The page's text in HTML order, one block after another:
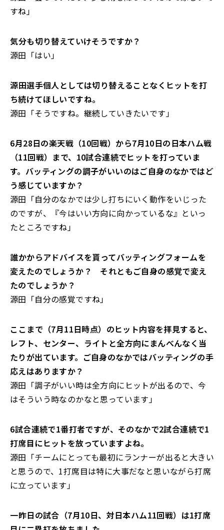
すね」
――気分も切り替えていけそうですか？
源田「はい」
――源田選手個人としては切り替えることなくヒットを打
ち続けてほしいですね。
源田「そうですね。継続していきたいです」
――6月28日の楽天戦（10回戦）から7月10日の日本ハム戦
（11回戦）まで、10試合連続でヒットを打っていま
す。バッティングの調子がいいのはご自身のなかではど
う感じていますか？
源田「自分のなかでは少し打ちにいく動作をいじった
のですが、『今はいい方向に向かっているな』といっ
たところですね」
――誰かからアドバイスを貰ってバッティングフォームを
変えたのでしょうか？ それともご自身の感覚で変え
たのでしょうか？
源田「自分の感覚ですね」
――ここまで（7月11日時点）のヒット内容を拝見すると、
レフト、センター、ライトと全方向にまんべんなく当
たりが出ています。ご自身のなかではバッティングの手
応えはありますか？
源田「調子がいい時は全方向にヒットが出るので、今
はそういう時なのかなと思っています」
――6試合連続で1番打者ですが、そのなかで2試合連続で1
打席目にヒットを放っていますよね。
源田「チームにとっても最初にランナーが出ると大きい
と思うので、1打席目は特に大事だなと思いながら打席
に立っています」
――一昨日の試合（7月10日、対日本ハム11回戦）は1打席